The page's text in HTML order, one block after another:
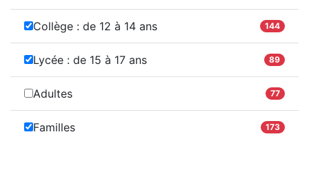
Collège : de 12 à 14 ans 144
Lycée : de 15 à 17 ans 89
Adultes 77
Familles 173